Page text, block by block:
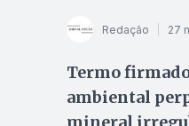
Redação 27
Termo
ambiental